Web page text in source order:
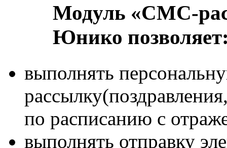
Модуль «СМС-
Юнико
выполнять
по расписанию с
выполнять отправку